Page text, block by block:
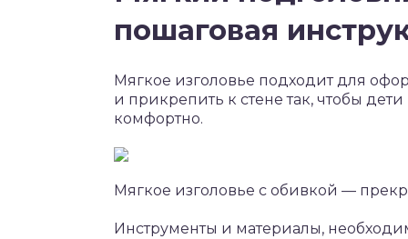
пошаговая
Мягкое изголовье подходит для
и прикрепить к стене так, чтобы
комфортно.
Мягкое изголовье с обивкой —
Инструменты и материалы,